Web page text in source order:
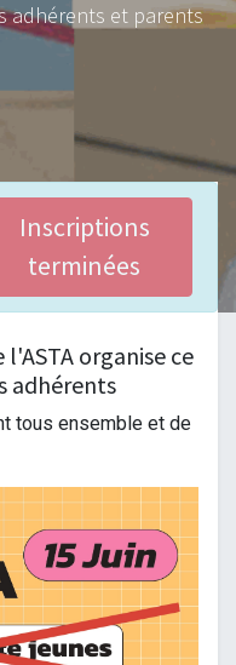
adhérents et parents
Inscriptions
terminées
organise ce
adhérents
tous ensemble et de